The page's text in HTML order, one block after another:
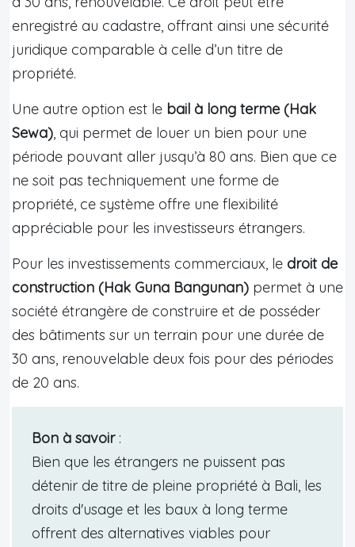
enregistré au cadastre, offrant ainsi une sécurité
juridique comparable à celle d’un titre de
propriété.
Une autre option est le bail à long terme (Hak
Sewa), qui permet de louer un bien pour une
période pouvant aller jusqu’à 80 ans. Bien que ce
ne soit pas techniquement une forme de
propriété, ce système offre une flexibilité
appréciable pour les investisseurs étrangers.
Pour les investissements commerciaux, le droit de
construction (Hak Guna Bangunan) permet à une
société étrangère de construire et de posséder
des bâtiments sur un terrain pour une durée de
30 ans, renouvelable deux fois pour des périodes
de 20 ans.
Bon à savoir:
Bien que les étrangers ne puissent pas
détenir de titre de pleine propriété à Bali, les
droits d'usage et les baux à long terme
offrent des alternatives viables pour